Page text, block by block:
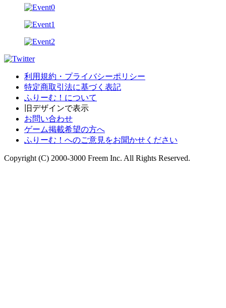
利用規約・プライバシーポリシー
特定商取引法に基づく表記
ふりーむ！について
旧デザインで表示
お問い合わせ
ゲーム掲載希望の方へ
ふりーむ！へのご意見をお聞かせください
Copyright (C) 2000-3000 Freem Inc. All Rights Reserved.